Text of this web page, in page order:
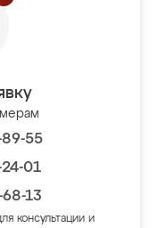
55
01
13
консультации и